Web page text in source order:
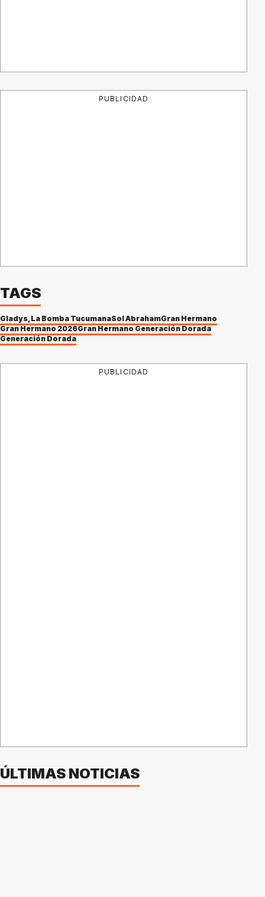
PUBLICIDAD
TAGS
Gladys, La Bomba TucumanaSol AbrahamGran Hermano
Gran Hermano 2026Gran Hermano Generación Dorada
Generación Dorada
PUBLICIDAD
ÚLTIMAS NOTICIAS